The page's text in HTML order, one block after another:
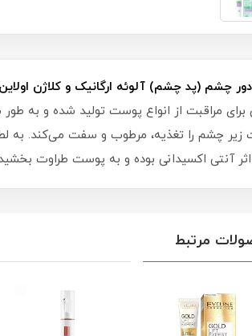
چشم (پد چشم) آلوئه ارگانیک و کلاژن
برای مراقبت از انواع پوست تولید شده و به
اثر آنتی اکسیدانی بوده و به پوست طراوت
مرتبط